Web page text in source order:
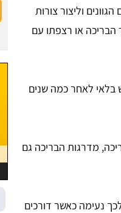
וליצור צורות
הבריכה או רצפתו עם
בלאי לאחר כמה שנים
מדרגות הבריכה גם
נעימה כאשר דורכים